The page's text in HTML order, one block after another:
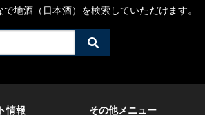
地酒（日本酒）を検索していただけます。
検
索
情報 その他メニュー